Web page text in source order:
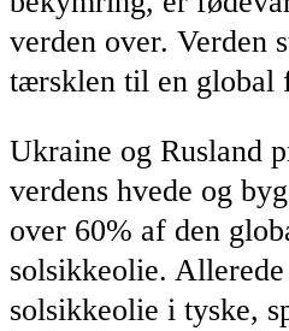
verden over. Verden
tærsklen til en global
Ukraine og Rusland
verdens hvede og
over 60% af den
solsikkeolie.
solsikkeolie i tyske,